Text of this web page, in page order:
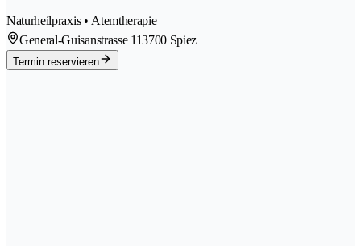
Naturheilpraxis • Atemtherapie
General-Guisanstrasse 113700 Spiez
Termin reservieren